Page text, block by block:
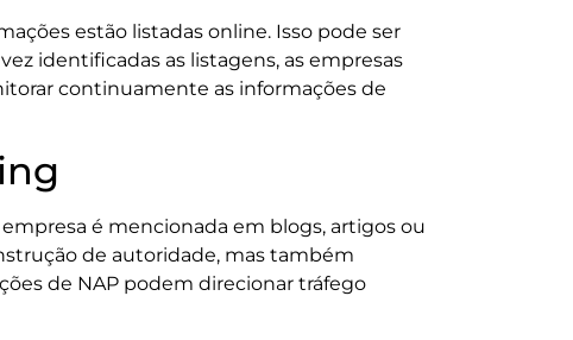
estão listadas online. Isso pode ser
identificadas as listagens, as empresas
continuamente as informações de
é mencionada em blogs, artigos ou
de autoridade, mas também
de NAP podem direcionar tráfego